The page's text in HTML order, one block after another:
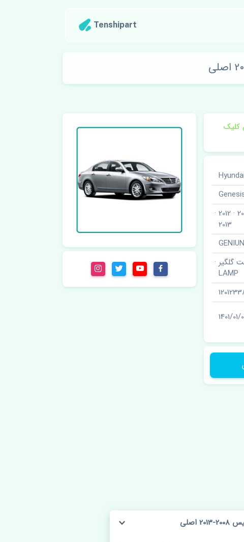
Tenshipart
کلیک
2008 · 2009 · 2010 · 2011 · 2012 ·
2013
گلگیر ·
LAMP
1401/01/